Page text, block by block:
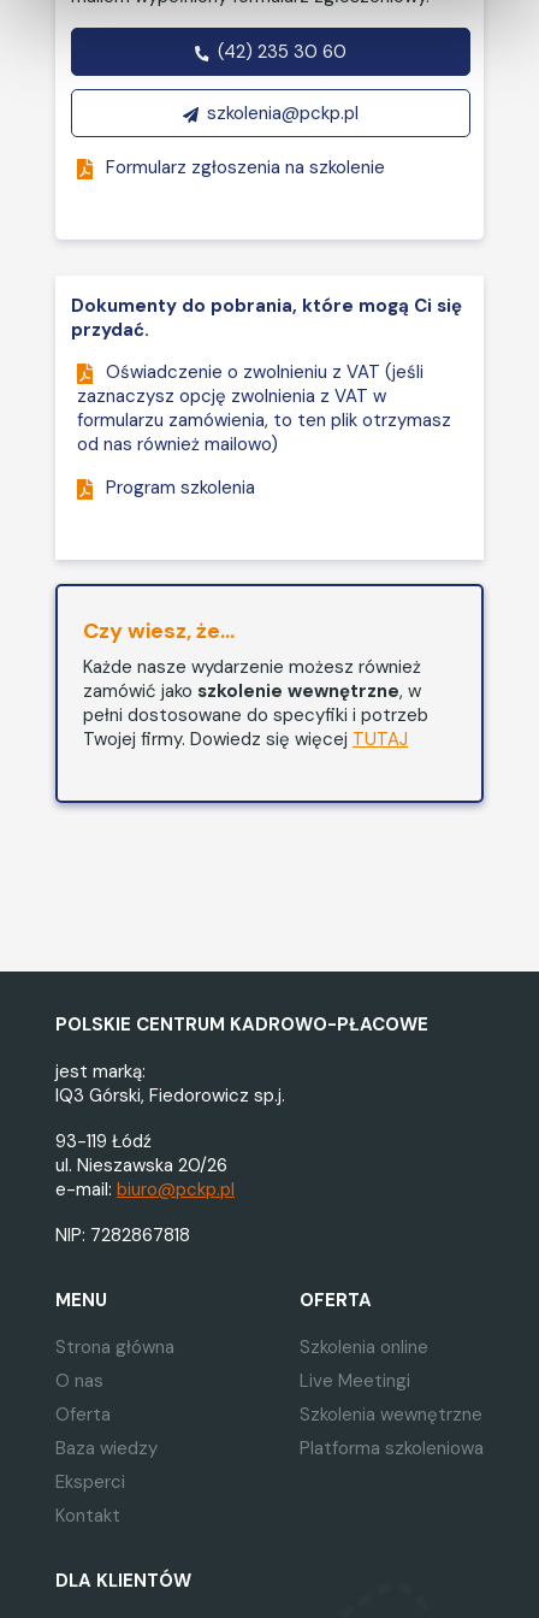
Toruniu oraz podyplomowej Psychologii
w Zarządzaniu Uniwersytetu im. Adama
Mickiewicza w Poznaniu.
(42) 235 30 60
szkolenia@pckp.pl
Formularz zgłoszenia na szkolenie
Dokumenty do pobrania, które mogą Ci się
przydać.
Oświadczenie o zwolnieniu z VAT (jeśli
zaznaczysz opcję zwolnienia z VAT w
formularzu zamówienia, to ten plik otrzymasz
od nas również mailowo)
Program szkolenia
Czy wiesz, że...
Każde nasze wydarzenie możesz również
zamówić jako szkolenie wewnętrzne, w
pełni dostosowane do specyfiki i potrzeb
Twojej firmy. Dowiedz się więcej TUTAJ
POLSKIE CENTRUM KADROWO-PŁACOWE
jest marką:
IQ3 Górski, Fiedorowicz sp.j.
93-119 Łódź
ul. Nieszawska 20/26
e-mail: biuro@pckp.pl
NIP: 7282867818
MENU
Strona główna
O nas
Oferta
Baza wiedzy
Eksperci
Kontakt
OFERTA
Szkolenia online
Live Meetingi
Szkolenia wewnętrzne
Platforma szkoleniowa
DLA KLIENTÓW